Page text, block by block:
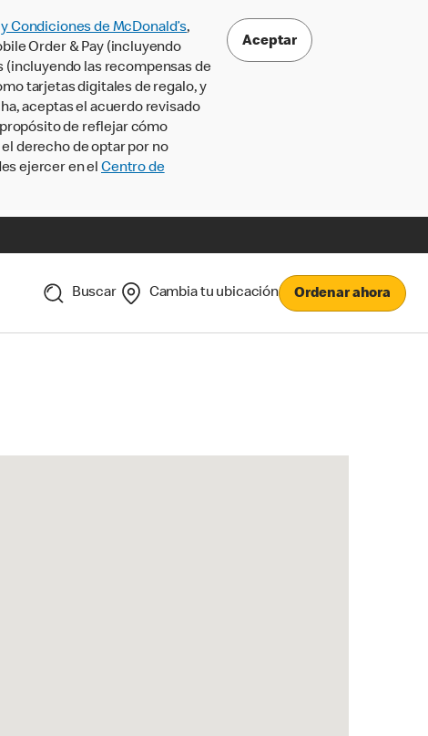
Condiciones de McDonald’s,
Order & Pay (incluyendo
(incluyendo las recompensas de
tarjetas digitales de regalo, y
aceptas el acuerdo revisado
de reflejar cómo
derecho de optar por no
ejercer en el Centro de
Aceptar
Buscar Cambia tu ubicación Ordenar ahora